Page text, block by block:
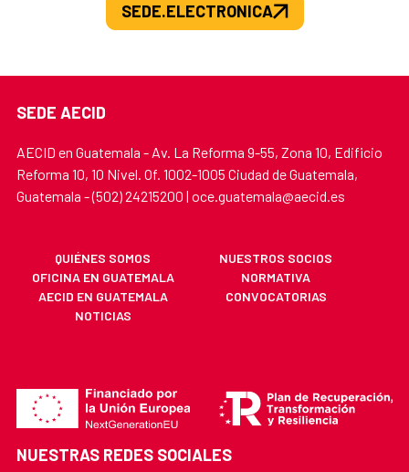
SEDE.ELECTRONICA
SEDE AECID
AECID en Guatemala - Av. La Reforma 9-55, Zona 10, Edificio
Reforma 10, 10 Nivel. Of. 1002-1005 Ciudad de Guatemala,
Guatemala - (502) 24215200 | oce.guatemala@aecid.es
QUIÉNES SOMOS
NUESTROS SOCIOS
OFICINA EN GUATEMALA
NORMATIVA
AECID EN GUATEMALA
CONVOCATORIAS
NOTICIAS
NUESTRAS REDES SOCIALES